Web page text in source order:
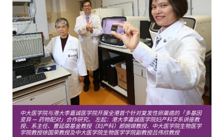
中大医学院与港大李嘉诚医学院开展全港首个针对复发性卵巢癌的「多基因
变异 — 药物配对」合作研究。 左起：港大李嘉诚医学院妇产科学系讲座教
授、系主任、曹延棨基金教授（妇产科）颜婉嫦教授、中大医学院生物医学
学院教授徐国荣教授及中大医学院生物医学学院副教授吕伟欣教授